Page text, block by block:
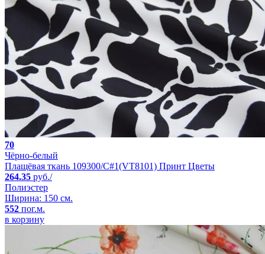
70
Чёрно-белый
Плащёвая ткань 109300/C#1(VT8101) Принт Цветы
264.35 руб./
Полиэстер
Ширина: 150 см.
552 пог.м.
в корзину